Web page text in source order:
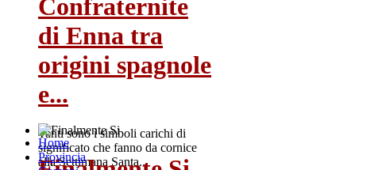
Confraternite
di Enna tra
origini spagnole
e...
Tanti sono i simboli carichi di
significato che fanno da cornice
alla Settimana Santa...
Home
Provincia